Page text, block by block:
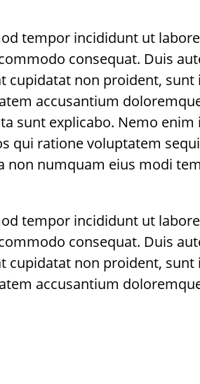
tempor incididunt ut
consequat. Duis
cupidatat non proident,
accusantium
sunt explicabo. Nemo
ratione voluptatem
numquam eius modi
tempor incididunt ut
consequat. Duis
cupidatat non proident,
accusantium